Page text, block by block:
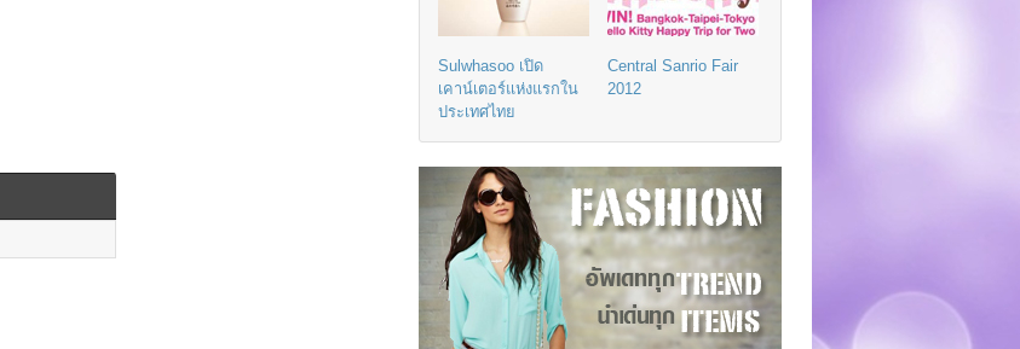
Sulwhasoo เปิด
เคาน์เตอร์แห่งแรกใน
ประเทศไทย
Central Sanrio Fair
2012